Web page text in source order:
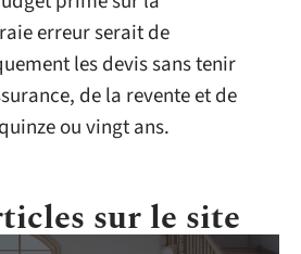
erreur serait de
les devis sans tenir
de la revente et de
ou vingt ans.
sur le site